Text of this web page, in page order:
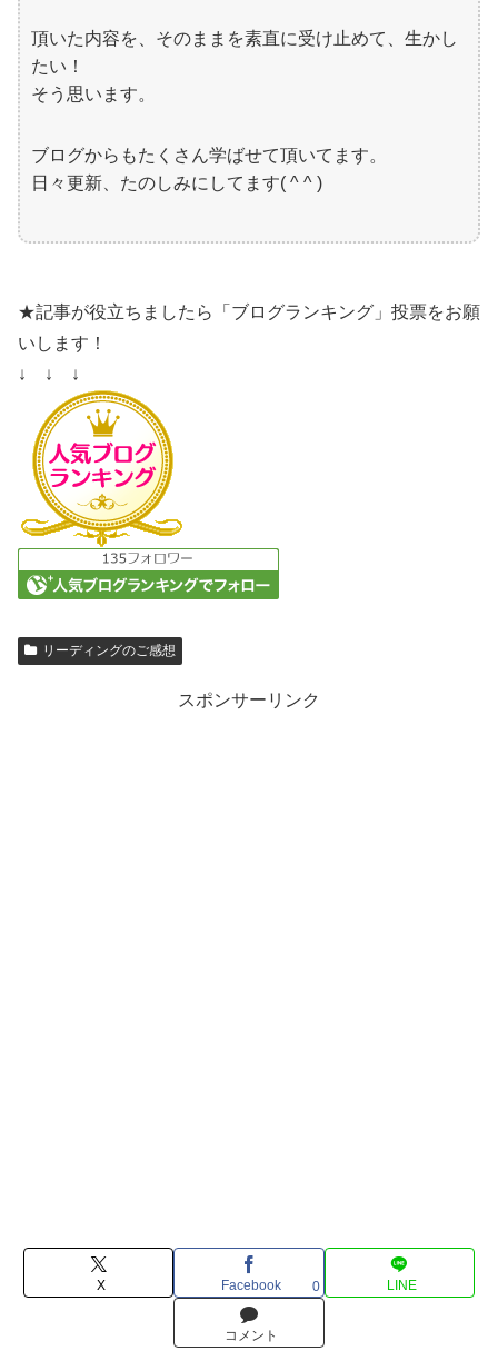
頂いた内容を、そのままを素直に受け止めて、生かし
たい！
そう思います。
ブログからもたくさん学ばせて頂いてます。
日々更新、たのしみにしてます( ^ ^ )
★記事が役立ちましたら「ブログランキング」投票をお願
いします！
↓ ↓ ↓
リーディングのご感想
スポンサーリンク
X Facebook 0 LINE
コメント